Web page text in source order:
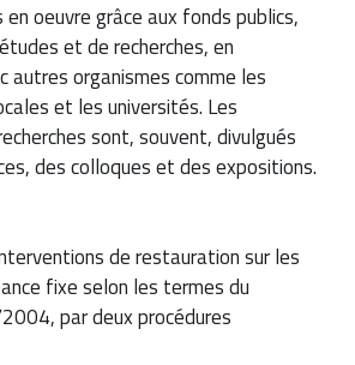
en oeuvre grâce aux fonds publics,
et de recherches, en
autres organismes comme les
et les universités. Les
sont, souvent, divulgués
des colloques et des expositions.
de restauration sur les
fixe selon les termes du
par deux procédures